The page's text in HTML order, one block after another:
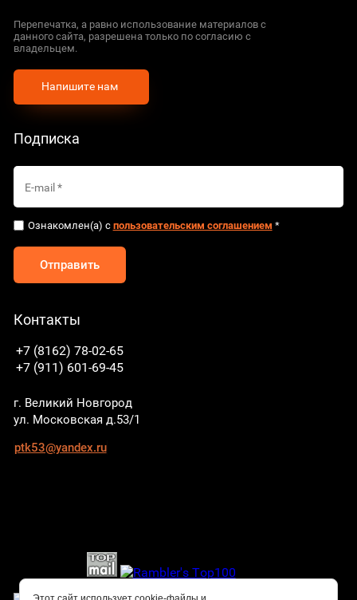
Перепечатка, а равно использование материалов с
данного сайта, разрешена только по согласию с
владельцем.
Напишите нам
Подписка
Ознакомлен(а) с пользовательским соглашением *
Отправить
Контакты
+7 (8162) 78-02-65
+7 (911) 601-69-45
г. Великий Новгород
ул. Московская д.53/1
ptk53@yandex.ru